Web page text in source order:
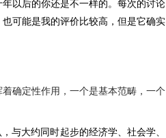
以后的你还是不一样的。每次的讨论
可能是我的评价比较高，但是它确实
确定性作用，一个是基本范畴，一个
与大约同时起步的经济学、社会学、